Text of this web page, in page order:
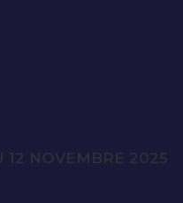
12 NOVEMBRE 2025